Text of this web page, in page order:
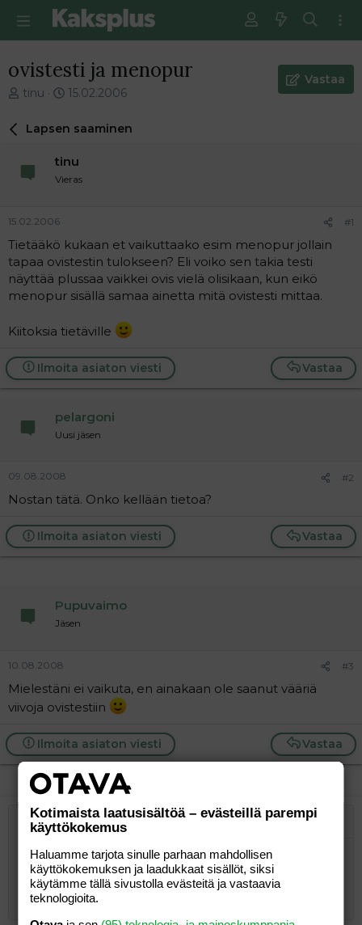
ovistesti ja menopur
V
e
i
t
u
n
a
l
t
t
a
j
tinu
E
s
m
ä
n
v
i
e
i
15.02.2006
Vastaa
Lapsen saaminen
tinu
Vieras
15.02.2006 #1
Tietääkö kukaan et vaikuttaako esim menopur jollain
tapaa ovistestin tulokseen? Eli voiko sen takia testi
näyttää plussaa vaikkei ovis vielä olisikaan, kun eikö
menopur sisällä samaa ainetta mitä ovistesti mittaa.
Kiitoksia tietäville
Vastaa
Ilmoita asiaton viesti
pelargoni
Uusi jäsen
09.08.2008 #2
Nostan tätä. Onko kellään tietoa?
Vastaa
Ilmoita asiaton viesti
Pupuvaimo
Jäsen
10.08.2008 #3
Mielestäni ei vaikuta, en ainakaan ole saanut vääriä
viivoja ovistestiin
Vastaa
Ilmoita asiaton viesti
Lihavoitu
Kursivoitu
Laajennettuun editoriin…
Lista
Järjestämätön lista
Suurenna sisennystä
Laajennettuun editoriin…
Fontin koko
9
10
12
TekstiväriKirjasintyyli
Arial
Book Antiqua
YliviivaaAlleviivattu
Rivinsisäinen koodi
Rivinsisäinen spoiler
Tasaus Tasaa vasemmalle
Keskitä
Paragraph format
Normal
Heading 1
Heading 2
LainausLisää video/media
Lisää taulukko
Insert horizontal line
SpoilerKoodi
Tee uudelleen
BBCode-näkymä
Poista muotoilu
LuonnoksetTallenna luonnos
Poista luonnos
Kirjoita vastaus...
Kotimaista laatusisältöä – evästeillä parempi
käyttökokemus
Haluamme tarjota sinulle parhaan mahdollisen
käyttökokemuksen ja laadukkaat sisällöt, siksi
käytämme tällä sivustolla evästeitä ja vastaavia
teknologioita.